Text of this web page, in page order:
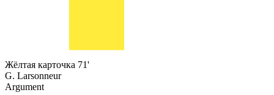
Жёлтая карточка 71'
G. Larsonneur
Argument